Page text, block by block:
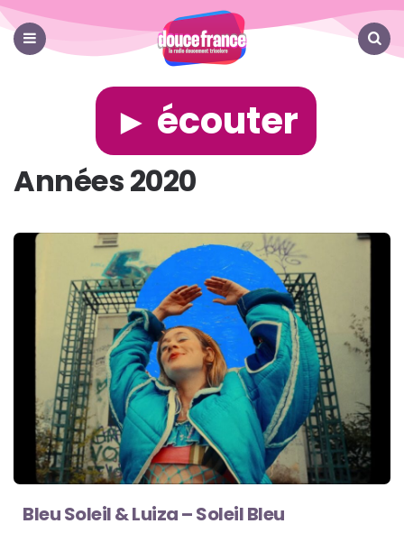
France
► écouter
Années 2020
Bleu Soleil & Luiza – Soleil Bleu